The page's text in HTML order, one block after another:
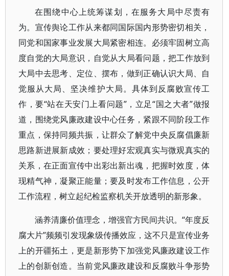
在围绕中心上统筹谋划，在服务大局中尽责有
为。宣传舆论工作从来都同国际国内形势密切相关，
同党和国家事业发展大局紧密相连。必须牢固树立高
度自觉的大局意识，自觉从大局看问题，把工作放到
大局中去思考、定位、摆布，做到正确认识大局、自
觉服从大局、坚决维护大局。具体到反腐败宣传工
作，要“站在天安门上看问题”，立足“国之大者”做报
道，围绕党风廉政建设中心任务，紧跟不同阶段工作
重点，保持同频共振，让群众了解党中央反腐倡廉新
思路新进展新成效；要处理好宏观真实与微观真实的
关系，在正面宣传中出彩出新出魂，把握时效度，体
现精气神，凝聚正能量；要及时发布工作信息，公开
工作流程，树立起纪检监察机关开放透明的新形象。
涵养清廉价值理念，增强官方民间共识。“年度反
腐大片”频频引发现象级传播效应，这不只是宣传业务
上的开疆拓土，更是新形势下加强党风廉政建设工作
上的创新创造。当前党风廉政建设和反腐败斗争形势